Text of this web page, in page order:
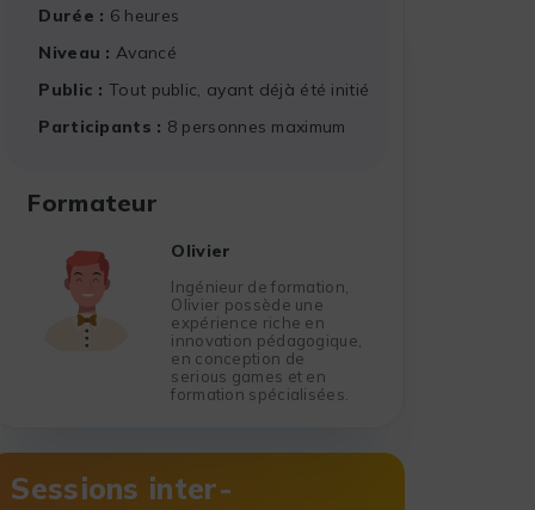
Durée
6 heures
Niveau
Avancé
Public
Tout public, ayant déjà été initié
Participants
8 personnes maximum
Formateur
Olivier
Ingénieur de formation,
Olivier possède une
expérience riche en
innovation pédagogique,
en conception de
serious games et en
formation spécialisées.
Sessions inter-